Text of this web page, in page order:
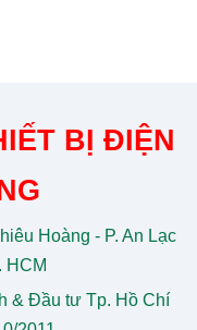
BỊ ĐIỆN
Hoàng - P. An Lạc
HCM
& Đầu tư Tp. Hồ Chí